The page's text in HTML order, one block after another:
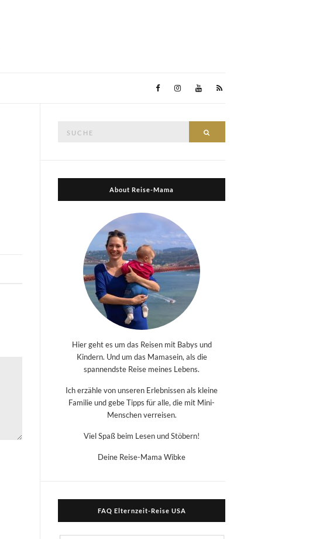
About Reise-Mama
Hier geht es um das Reisen mit Babys und
Kindern. Und um das Mamasein, als die
spannendste Reise meines Lebens.
Ich erzähle von unseren Erlebnissen als kleine
Familie und gebe Tipps für alle, die mit Mini-
Menschen verreisen.
Viel Spaß beim Lesen und Stöbern!
Deine Reise-Mama Wibke
FAQ Elternzeit-Reise USA